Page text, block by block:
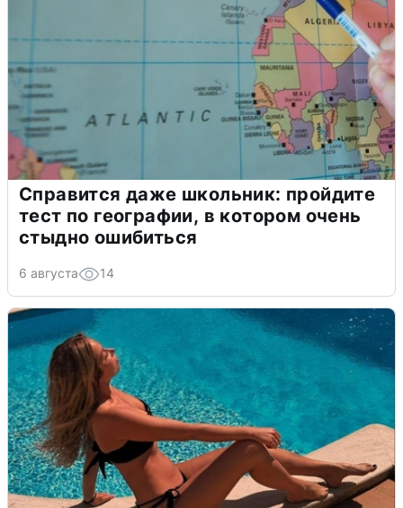
Справится даже школьник: пройдите
тест по географии, в котором очень
стыдно ошибиться
6 августа 14